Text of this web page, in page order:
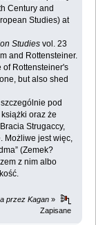
Century and
Studies) at
Studies vol. 23
and Rottensteiner.
of Rottensteiner's
but ‎also shed
pod
oraz że
Strugaccy,
Możliwe jest ‎więc,
(Zemek?
z nim albo
przez Kagan »
Zapisane